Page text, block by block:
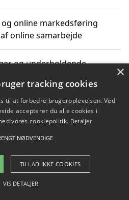
online markedsføring
online samarbejde
og underholdende
for virksomheder fremme
- Pilanto Aps
×
tracking cookies
til at forbedre brugeroplevelsen. Ved
accepterer du alle cookies i
vores cookiepolitik. Detaljer
NØDVENDIGE
TILLAD IKKE COOKIES
VIS DETALJER